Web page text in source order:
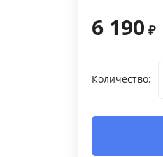
6 190 ₽
Количество: